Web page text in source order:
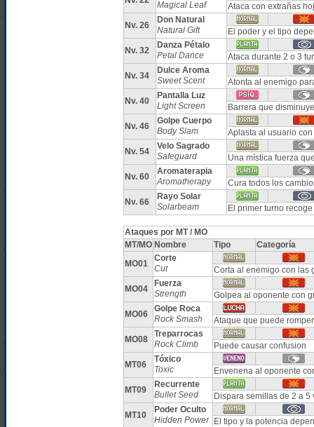
Magical Leaf
Ataca con extrañas
Nv. 26
Don Natural
Natural Gift
El poder y el tipo
Nv. 32
Danza Pétalo
Petal Dance
Ataca durante 2 o 3
Nv. 34
Dulce Aroma
Sweet Scent
Atonta al enemigo
Nv. 40
Pantalla Luz
Light Screen
Barrera que
Nv. 46
Golpe Cuerpo
Body Slam
Aplasta al usuario
Nv. 54
Velo Sagrado
Safeguard
Una mística fuerza
Nv. 60
Aromaterapia
Aromatherapy
Cura todos los
Nv. 66
Rayo Solar
Solarbeam
El primer turno
Ataques por MT / MO
MT/MO Nombre Tipo
Categoría
MO01
Corte
Cut
Corta al enemigo con las
MO04
Fuerza
Strength
Golpea al oponente con
MO06
Golpe Roca
Rock Smash
Ataque que puede
MO08
Treparrocas
Rock Climb
Puede causar confusion
MT06
Tóxico
Toxic
Envenena al oponente
MT09
Recurrente
Bullet Seed
Dispara semillas de 2 a 5
MT10
Poder Oculto
Hidden Power
El tipo y la potencia